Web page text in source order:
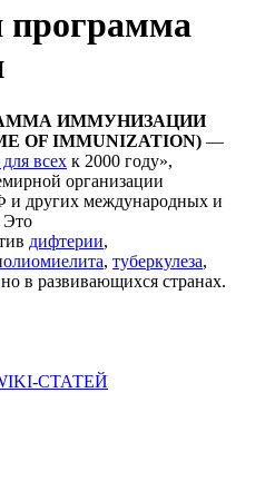
программа
ИММУНИЗАЦИИ
OF IMMUNIZATION) —
всех к 2000 году»,
организации
других международных и
Это
дифтерии,
, туберкулеза,
в развивающихся странах.
СТАТЕЙ